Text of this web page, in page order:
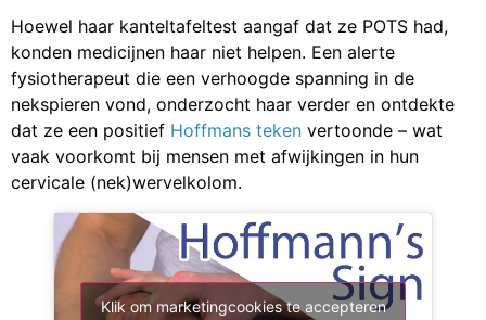
Hoewel haar kanteltafeltest aangaf dat ze POTS had,
konden medicijnen haar niet helpen. Een alerte
fysiotherapeut die een verhoogde spanning in de
nekspieren vond, onderzocht haar verder en ontdekte
dat ze een positief Hoffmans teken vertoonde – wat
vaak voorkomt bij mensen met afwijkingen in hun
cervicale (nek)wervelkolom.
Klik om marketingcookies te accepteren